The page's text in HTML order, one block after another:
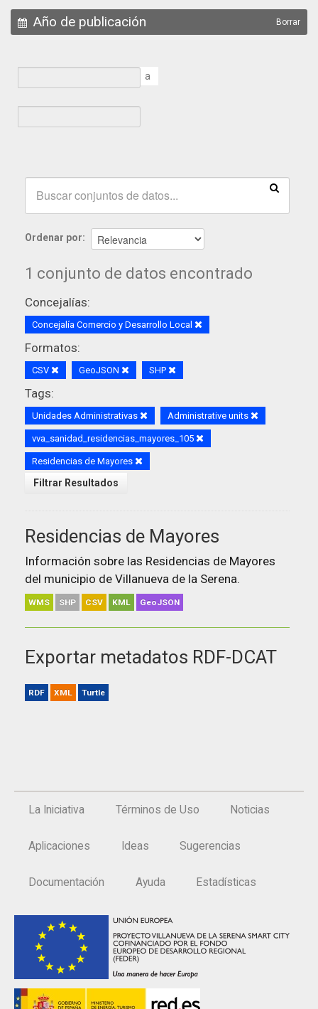
Año de publicación Borrar
a
Ordenar por
1 conjunto de datos encontrado
Concejalías:
Concejalía Comercio y Desarrollo Local
Formatos:
CSV GeoJSON SHP
Tags:
Unidades Administrativas Administrative units
vva_sanidad_residencias_mayores_105
Residencias de Mayores
Filtrar Resultados
Residencias de Mayores
Información sobre las Residencias de Mayores
del municipio de Villanueva de la Serena.
WMS SHP CSV KML GeoJSON
Exportar metadatos RDF-DCAT
RDF XML Turtle
La Iniciativa Términos de Uso Noticias
Aplicaciones Ideas Sugerencias
Documentación Ayuda Estadísticas